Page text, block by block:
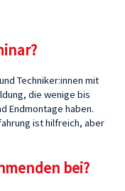
Techniker:innen mit
die wenige bis
Endmontage haben.
ist hilfreich, aber
bei?